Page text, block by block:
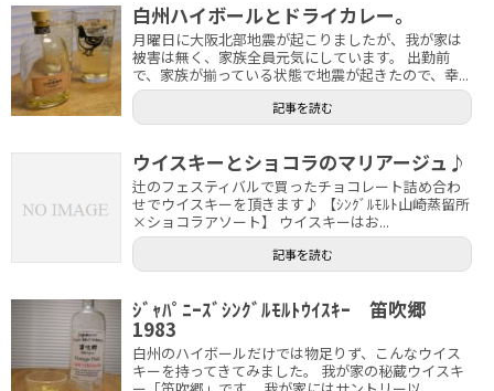
白州ハイボールとドライカレー。
月曜日に大阪北部地震が起こりましたが、我が家は
被害は無く、家族全員元気にしています。 出勤前
で、家族が揃っている状態で地震が起きたので、幸...
記事を読む
ウイスキーとショコラのマリアージュ♪
辻のフェスティバルで買ったチョコレート詰め合わ
せでウイスキーを頂きます♪ 【ｼﾝｸﾞﾙﾓﾙﾄ山崎蒸留所
×ショコラアソート】 ウイスキーはお...
記事を読む
ｼﾞｬﾊﾟﾆｰｽﾞｼﾝｸﾞﾙﾓﾙﾄｳｲｽｷｰ 笛吹郷
1983
白州のハイボールだけでは物足りず、こんなウイス
キーを持ってきてみました。 我が家の秘蔵ウイスキ